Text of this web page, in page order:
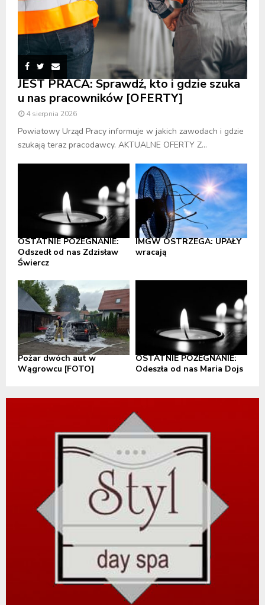
JEST PRACA: Sprawdź, kto i gdzie szuka
u nas pracowników [OFERTY]
4 sierpnia 2026
Powiatowy Urząd Pracy informuje w jakich zawodach i gdzie
szukają teraz pracodawcy. AKTUALNE OFERTY Z...
OSTATNIE POŻEGNANIE:
Odszedł od nas Zdzisław
Świercz
IMGW OSTRZEGA: UPAŁY
wracają
Pożar dwóch aut w
Wągrowcu [FOTO]
OSTATNIE POŻEGNANIE:
Odeszła od nas Maria Dojs